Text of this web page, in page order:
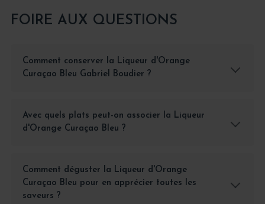
FOIRE AUX QUESTIONS
Comment conserver la Liqueur d'Orange
Curaçao Bleu Gabriel Boudier ?
Avec quels plats peut-on associer la Liqueur
d'Orange Curaçao Bleu ?
Comment déguster la Liqueur d'Orange
Curaçao Bleu pour en apprécier toutes les
saveurs ?